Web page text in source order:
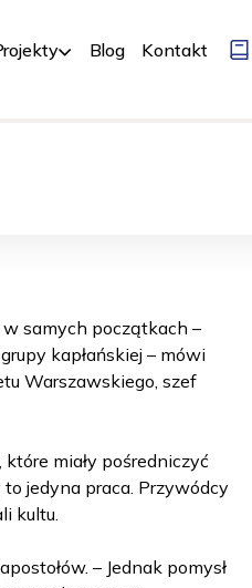
Blog Kontakt
Historia i filozofia
w samych początkach –
kapłańskiej – mówi
Warszawskiego, szef
miały pośredniczyć
jedyna praca. Przywódcy
kultu.
– Jednak pomysł